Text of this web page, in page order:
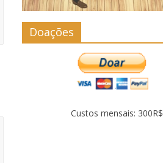
Doações
Custos mensais: 300R$